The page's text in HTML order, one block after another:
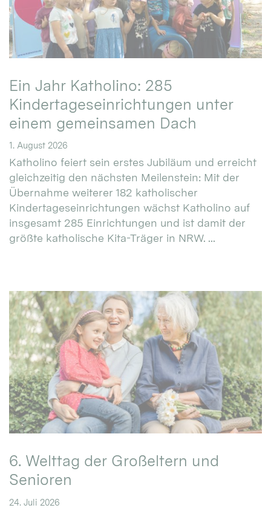
Ein Jahr Katholino: 285
Kindertageseinrichtungen unter
einem gemeinsamen Dach
1. August 2026
Katholino feiert sein erstes Jubiläum und erreicht
gleichzeitig den nächsten Meilenstein: Mit der
Übernahme weiterer 182 katholischer
Kindertageseinrichtungen wächst Katholino auf
insgesamt 285 Einrichtungen und ist damit der
größte katholische Kita-Träger in NRW. ...
6. Welttag der Großeltern und
Senioren
24. Juli 2026